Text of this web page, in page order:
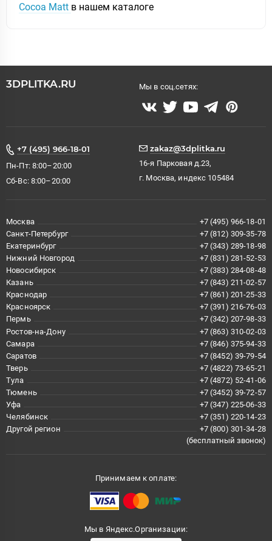
Cocoa Matt в нашем каталоге
3DPLITKA.RU Мы в соц.сетях:
+7 (495) 966-18-01
Пн-Пт: 8:00–20:00
Сб-Вс: 8:00–20:00
zakaz@3dplitka.ru
16-я Парковая д.23,
г. Москва, индекс 105484
Москва
+7 (495) 966-18-01
Санкт-Петербург
+7 (812) 309-35-78
Екатеринбург
+7 (343) 289-18-98
Нижний Новгород
+7 (831) 281-52-53
Новосибирск
+7 (383) 284-08-48
Казань
+7 (843) 211-02-57
Краснодар
+7 (861) 201-25-33
Красноярск
+7 (391) 216-76-03
Пермь
+7 (342) 207-98-33
Ростов-на-Дону
+7 (863) 310-02-03
Самара
+7 (846) 375-94-33
Саратов
+7 (8452) 39-79-54
Тверь
+7 (4822) 73-65-21
Тула
+7 (4872) 52-41-06
Тюмень
+7 (3452) 39-72-57
Уфа
+7 (347) 225-06-33
Челябинск
+7 (351) 220-14-23
Другой регион
+7 (800) 301-34-28
(бесплатный звонок)
Принимаем к оплате:
Мы в Яндекс.Организации: